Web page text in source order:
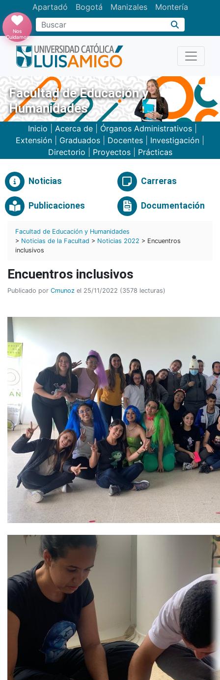
Apartadó Bogotá Manizales Montería
Buscar
Nos
Cuidamos
Facultad de Educación y
Humanidades
Inicio Acerca de Órganos Administrativos
Extensión
Graduados Docentes Investigación
Directorio
Proyectos| Prácticas
Noticias Carreras
Publicaciones Documentación
Facultad de Educación y Humanidades
> Noticias de la Facultad > Noticias 2022 > Encuentros
inclusivos
Encuentros inclusivos
Publicado por Cmunoz el 25/11/2022 (3578 lecturas)